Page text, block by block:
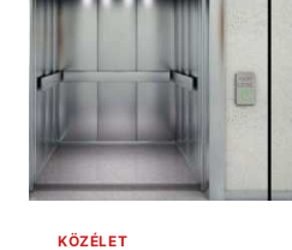
KÖZÉLET